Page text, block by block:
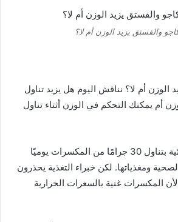
والفستق يزيد الوزن أم لا؟
الوزن أم لا؟ نناقش اليوم هل يزيد تناول
أم يمكنك التحكم في الوزن أثناء تناول
توصي الإرشادات الغذائية بتناول 30 جرامًا من المكسرات يوميًا
ومغذياتها. لكن خبراء التغذية يحذرون
المكسرات غنية بالسعرات الحرارية